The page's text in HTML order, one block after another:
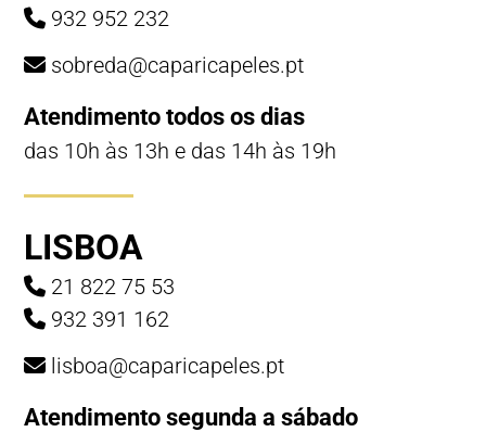
932 952 232
sobreda@caparicapeles.pt
Atendimento todos os dias
das 10h às 13h e das 14h às 19h
LISBOA
21 822 75 53
932 391 162
lisboa@caparicapeles.pt
Atendimento segunda a sábado